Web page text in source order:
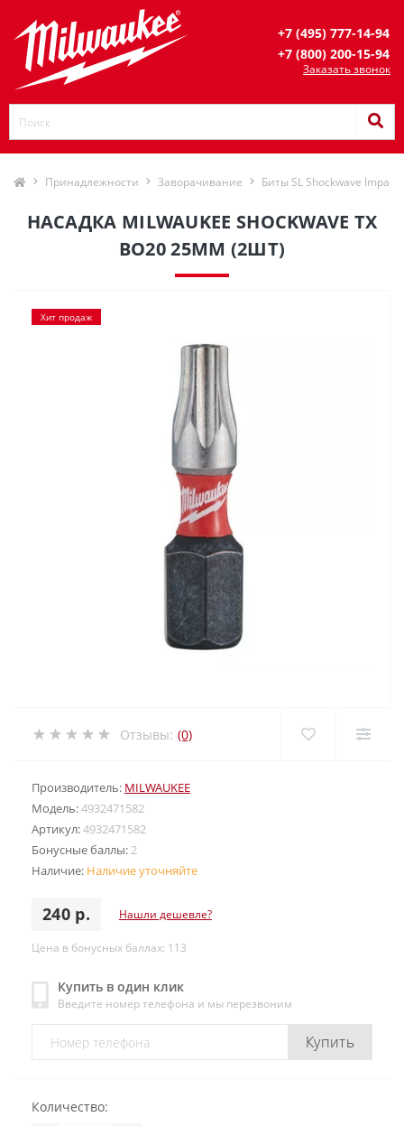
+7 (495) 777-14-94
+7 (800) 200-15-94
Заказать звонок
Принадлежности Заворачивание Биты SL Shockwave Impact
НАСАДКА MILWAUKEE SHOCKWAVE TX
BO20 25ММ (2ШТ)
Хит продаж
Отзывы: (0)
Производитель: MILWAUKEE
Модель:4932471582
Артикул:4932471582
Бонусные баллы:2
Наличие: Наличие уточняйте
240 р. Нашли дешевле?
Цена в бонусных баллах: 113
Купить в один клик
Введите номер телефона и мы перезвоним
Купить
Количество: